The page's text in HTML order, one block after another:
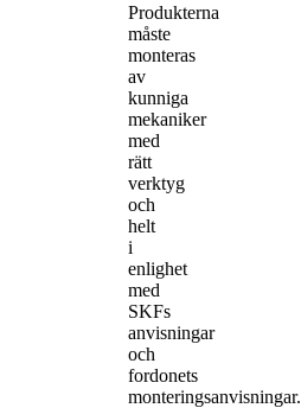
Produkterna
måste
monteras
av
kunniga
mekaniker
med
rätt
verktyg
och
helt
i
enlighet
med
SKFs
anvisningar
och
fordonets
monteringsanvisningar.